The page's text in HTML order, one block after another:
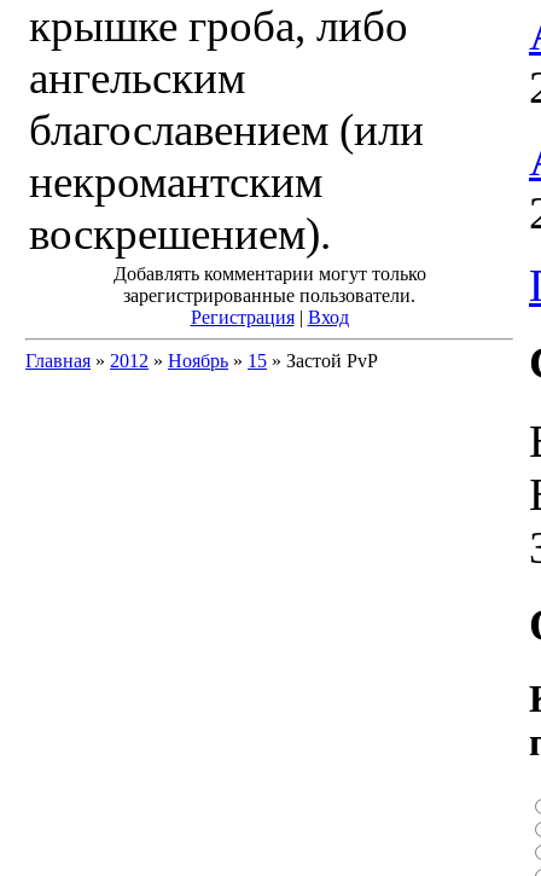
крышке гроба, либо
ангельским
благославением (или
некромантским
воскрешением).
Добавлять комментарии могут только
зарегистрированные пользователи.
Регистрация| Вход
Главная » 2012 » Ноябрь » 15 » Застой PvP